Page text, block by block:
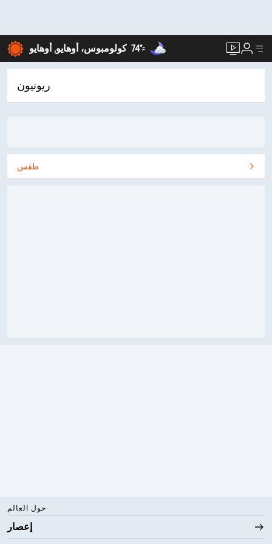
كولومبوس، أوهايو, أوهايو 74°F
ريونيون
طقس
حول العالم
إعصار